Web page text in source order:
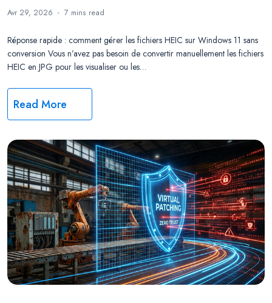
Avr 29, 2026 7 mins read
Réponse rapide : comment gérer les fichiers HEIC sur Windows 11 sans
conversion Vous n’avez pas besoin de convertir manuellement les fichiers
HEIC en JPG pour les visualiser ou les…
Read More